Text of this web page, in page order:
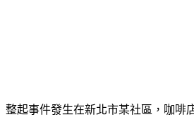
整起事件發生在新北市某社區，咖啡